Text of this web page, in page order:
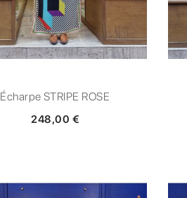
Écharpe STRIPE ROSE
248,00 €